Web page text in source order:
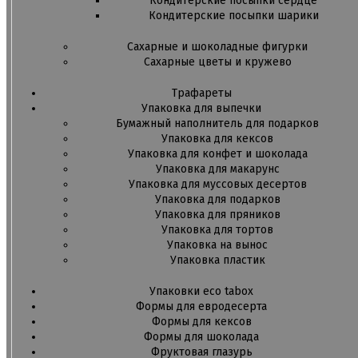
Кондитерские посыпки шарики
Сахарные и шоколадные фигурки
Сахарные цветы и кружево
Трафареты
Упаковка для выпечки
Бумажный наполнитель для подарков
Упаковка для кексов
Упаковка для конфет и шоколада
Упаковка для макарунс
Упаковка для муссовых десертов
Упаковка для подарков
Упаковка для пряников
Упаковка для тортов
Упаковка на вынос
Упаковка пластик
Упаковки eco tabox
Формы для евродесерта
Формы для кексов
Формы для шоколада
Фруктовая глазурь